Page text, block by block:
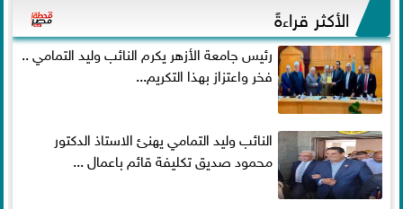
الأكثر قراءةً
رئيس جامعة الأزهر يكرم النائب وليد التمامي ..
فخر واعتزاز بهذا التكريم...
النائب وليد التمامي يهنئ الاستاذ الدكتور
محمود صديق تكليفة قائم باعمال ...